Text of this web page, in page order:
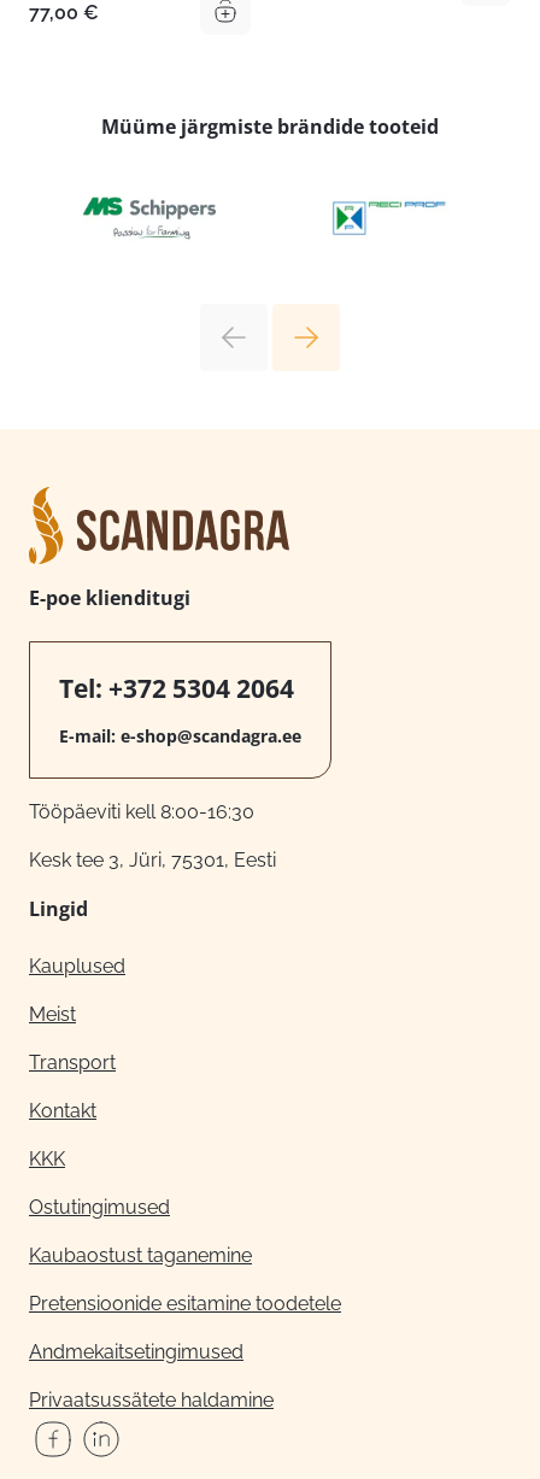
77,00 €
Müüme järgmiste brändide tooteid
E-poe klienditugi
Tel: +372 5304 2064
E-mail: e-shop@scandagra.ee
Tööpäeviti kell 8:00-16:30
Kesk tee 3, Jüri, 75301, Eesti
Lingid
Kauplused
Meist
Transport
Kontakt
KKK
Ostutingimused
Kaubaostust taganemine
Pretensioonide esitamine toodetele
Andmekaitsetingimused
Privaatsussätete haldamine